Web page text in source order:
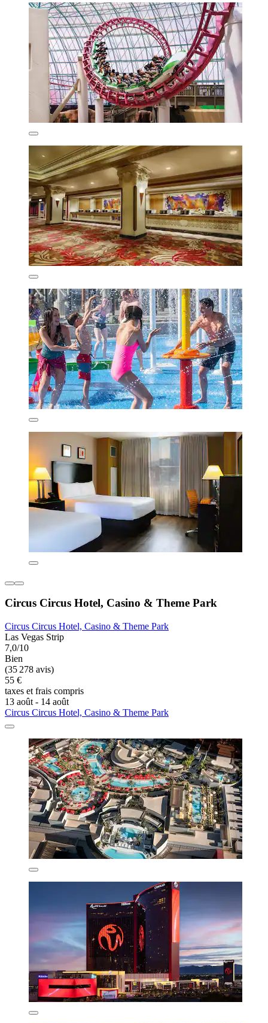
Circus Circus Hotel, Casino & Theme Park
Circus Circus Hotel, Casino & Theme Park
Las Vegas Strip
7,0/10
Bien
(35 278 avis)
55 €
taxes et frais compris
13 août - 14 août
Circus Circus Hotel, Casino & Theme Park